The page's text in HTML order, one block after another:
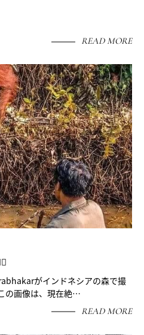
READ MORE
がインドネシアの森で撮
の画像は、現在絶…
READ MORE